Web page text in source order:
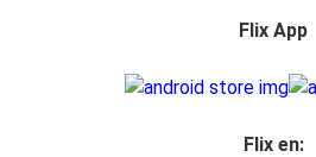
Flix App
Flix en: